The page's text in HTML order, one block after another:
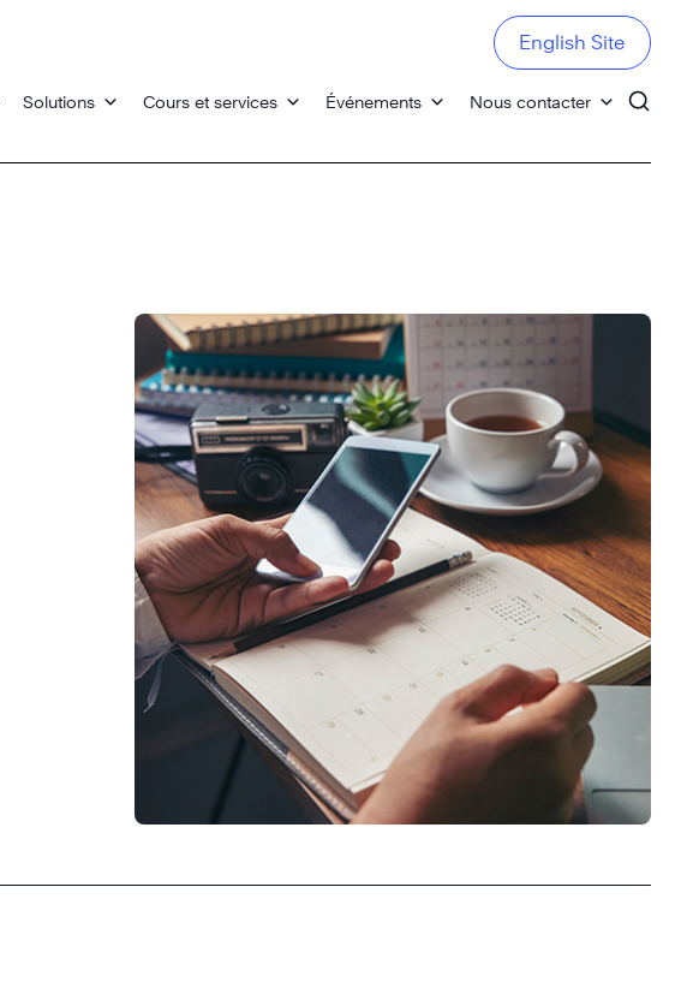
Solutions Cours et services Événements Nous contacter
English Site